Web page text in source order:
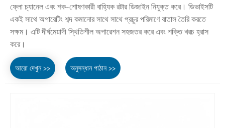
ফ্লো চ্যানেল এবং শক-শোষণকারী বাহ্যিক রটার ডিজাইন নিযুক্ত করে। ডিভাইসটি
একই সাথে অপারেটিং শব্দ কমানোর সাথে সাথে প্রচুর পরিমাণে বাতাস তৈরি করতে
সক্ষম। এটি দীর্ঘমেয়াদী স্থিতিশীল অপারেশন সহজতর করে এবং শক্তি খরচ হ্রাস
করে।
আরো দেখুন >> অনুসন্ধান পাঠান >>